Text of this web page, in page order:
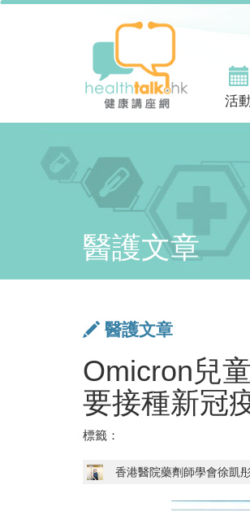
活
醫護文章
醫護文章
Omicron兒
要接種新冠
標籤：
香港醫院藥劑師學會徐凱